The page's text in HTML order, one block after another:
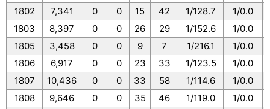
1802
7,341 0 0 15 42 1/128.7 1/0.0
1803
8,397 0 0 26 29 1/152.6 1/0.0
1805
3,458 0 0 9 7 1/216.1 1/0.0
1806
6,917 0 0 23 33 1/123.5 1/0.0
1807
10,436 0 0 33 58 1/114.6 1/0.0
1808
9,646 0 0 35 46 1/119.0 1/0.0